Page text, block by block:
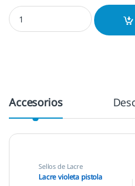
Lacre violeta pistola cantidad
Accesorios
Sellos de Lacre
Lacre violeta pistola